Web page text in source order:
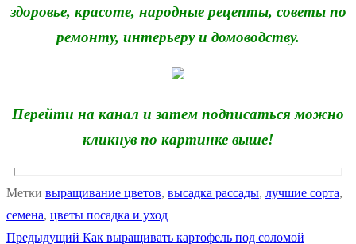
здоровье, красоте, народные рецепты, советы по
ремонту, интерьеру и домоводству.
Перейти на канал и затем подписаться можно
кликнув по картинке выше!
Метки выращивание цветов, высадка рассады, лучшие сорта,
семена, цветы посадка и уход
Предыдущий Предыдущая
Как выращивать картофель под соломой